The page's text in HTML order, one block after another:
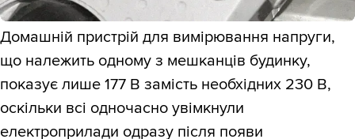
Домашній пристрій для вимірювання напруги,
що належить одному з мешканців будинку,
показує лише 177 В замість необхідних 230 В,
оскільки всі одночасно увімкнули
електроприлади одразу після появи